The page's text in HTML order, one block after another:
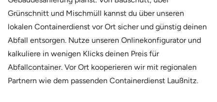
Grünschnitt und Mischmüll kannst du über unseren
lokalen Containerdienst vor Ort sicher und günstig deinen
Abfall entsorgen. Nutze unseren Onlinekonfigurator und
kalkuliere in wenigen Klicks deinen Preis für
Abfallcontainer. Vor Ort kooperieren wir mit regionalen
Partnern wie dem passenden Containerdienst Laußnitz.